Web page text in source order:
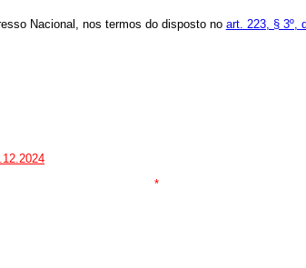
Nacional, nos termos do disposto no art. 223, § 3º,
*